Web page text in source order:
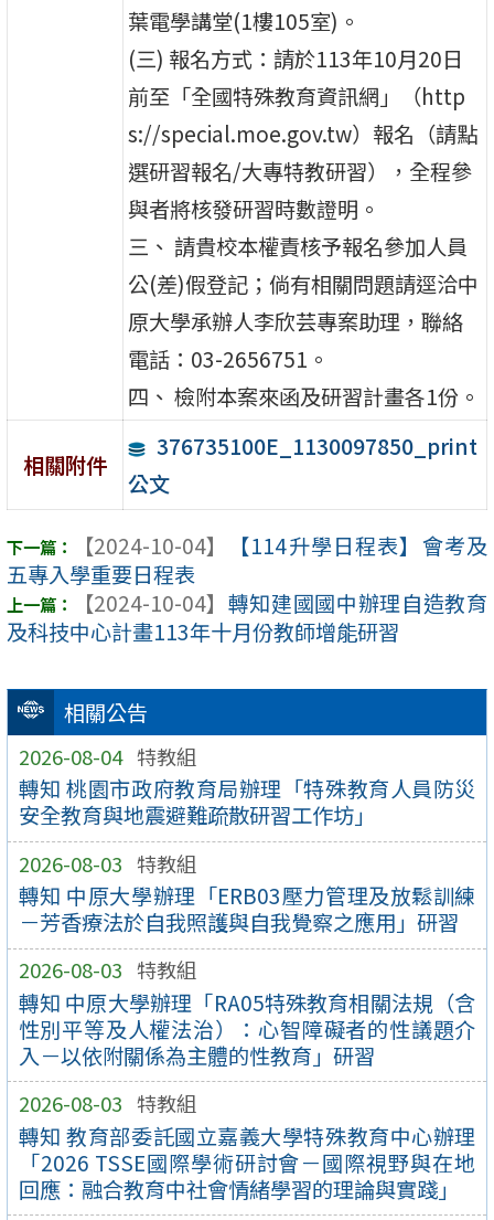
相關公告
2026-08-04 特教組
轉知 桃園市政府教育局辦理「特殊教育人員防災
安全教育與地震避難疏散研習工作坊」
2026-08-03 特教組
轉知 中原大學辦理「ERB03壓力管理及放鬆訓練
－芳香療法於自我照護與自我覺察之應用」研習
2026-08-03 特教組
轉知 中原大學辦理「RA05特殊教育相關法規（含
性別平等及人權法治）：心智障礙者的性議題介
入－以依附關係為主體的性教育」研習
2026-08-03 特教組
轉知 教育部委託國立嘉義大學特殊教育中心辦理
「2026 TSSE國際學術研討會－國際視野與在地
回應：融合教育中社會情緒學習的理論與實踐」
葉電學講堂(1樓105室)。
(三) 報名方式：請於113年10月20日
前至「全國特殊教育資訊網」（http
s://special.moe.gov.tw）報名（請點
選研習報名/大專特教研習），全程參
與者將核發研習時數證明。
三、 請貴校本權責核予報名參加人員
公(差)假登記；倘有相關問題請逕洽中
原大學承辦人李欣芸專案助理，聯絡
電話：03-2656751。
四、 檢附本案來函及研習計畫各1份。
相關附件
376735100E_1130097850_print
公文
【2024-10-04】
【114升學日程表】會考及
五專入學重要日程表
【2024-10-04】 轉知建國國中辦理自造教育
及科技中心計畫113年十月份教師增能研習